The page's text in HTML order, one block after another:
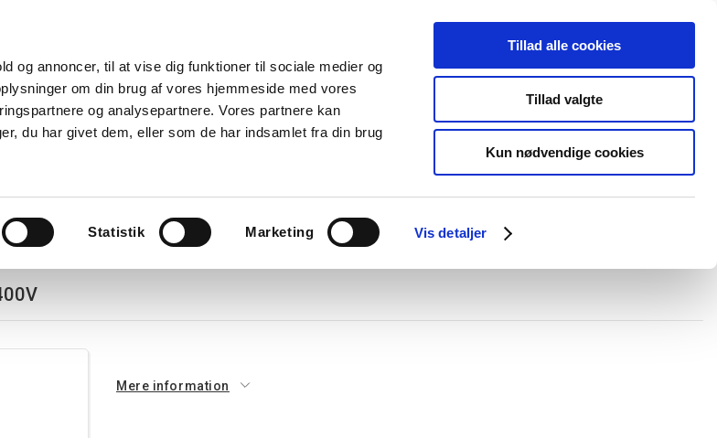
og annoncer, til at vise dig funktioner til sociale medier og
om din brug af vores hjemmeside med vores
og analysepartnere. Vores partnere kan
du har givet dem, eller som de har indsamlet fra din brug
Statistik Marketing Vis detaljer
Tillad alle cookies
Tillad valgte
Kun nødvendige cookies
+45 44 85 90 00
Ny kunde
Referencer Kontakt os
Ledningskanaler Opmærkning Forgreningsmateriel
Mere information